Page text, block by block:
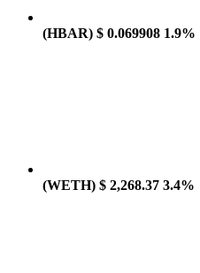
(HBAR) $ 0.069908 1.9%
(WETH) $ 2,268.37 3.4%